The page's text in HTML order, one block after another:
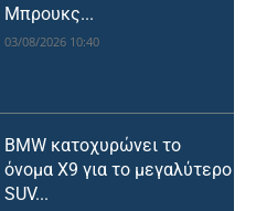
Μπρουκς...
03/08/2026 10:40
BMW κατοχυρώνει το
όνομα X9 για το μεγαλύτερο
SUV...